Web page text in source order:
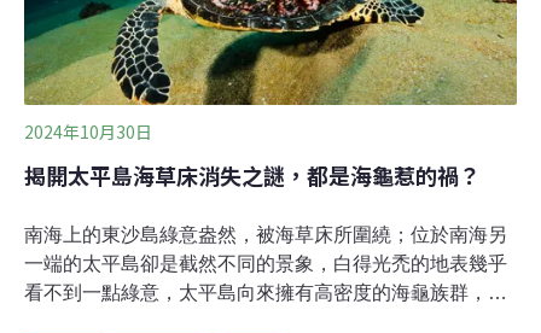
2024年10月30日
揭開太平島海草床消失之謎，都是海龜惹的禍？
南海上的東沙島綠意盎然，被海草床所圍繞；位於南海另
一端的太平島卻是截然不同的景象，白得光禿的地表幾乎
看不到一點綠意，太平島向來擁有高密度的海龜族群，難